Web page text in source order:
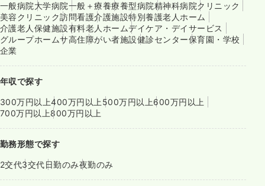
一般病院大学病院一般＋療養療養型病院精神科病院クリニック
美容クリニック訪問看護介護施設特別養護老人ホーム
介護老人保健施設有料老人ホームデイケア・デイサービス
グループホームサ高住障がい者施設健診センター保育園・学校
企業
年収で探す
300万円以上400万円以上 500万円以上600万円以上
700万円以上800万円以上
勤務形態で探す
2交代3交代日勤のみ夜勤のみ